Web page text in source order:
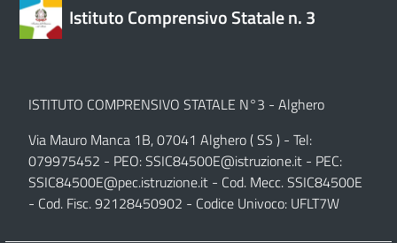
Istituto Comprensivo Statale n. 3
ISTITUTO COMPRENSIVO STATALE N°3 - Alghero
Via Mauro Manca 1B, 07041 Alghero ( SS ) - Tel:
079975452 - PEO:SSIC84500E@istruzione.it - PEC:
SSIC84500E@pec.istruzione.it - Cod. Mecc. SSIC84500E
- Cod. Fisc. 92128450902 - Codice Univoco: UFLT7W